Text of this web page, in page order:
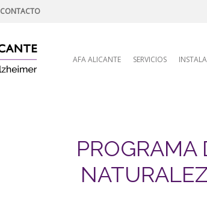
CONTACTO
AFA ALICANTE SERVICIOS
PROGRAMA